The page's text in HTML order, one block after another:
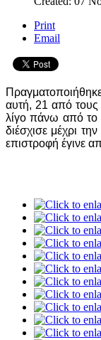
Print
Email
αυτή, 21 από τους
λίγο πάνω από το
διέσχισε μέχρι την
επιστροφή έγινε